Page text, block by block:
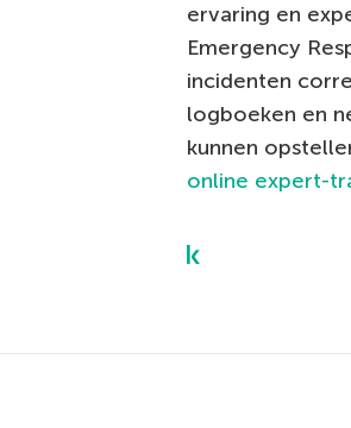
ervaring en
Emergency
incidenten
logboeken en
kunnen
online expert-